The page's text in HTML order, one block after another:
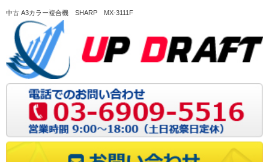
中古 A3カラー複合機 SHARP MX-3111F